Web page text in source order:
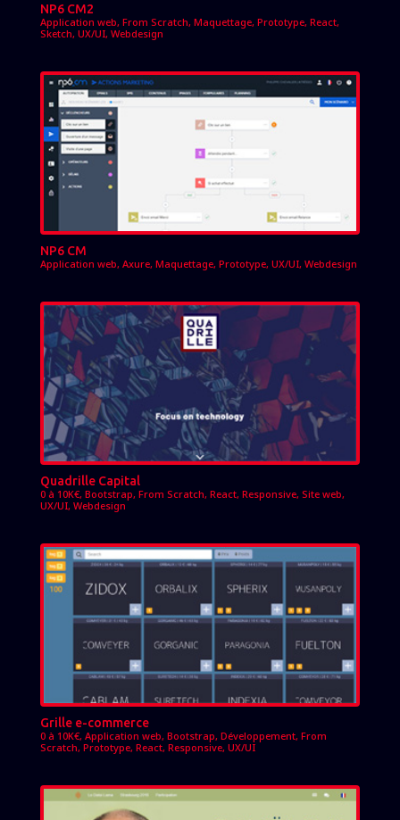
NP6 CM2
Application web, From Scratch, Maquettage, Prototype, React,
Sketch, UX/UI, Webdesign
NP6 CM
Application web, Axure, Maquettage, Prototype, UX/UI, Webdesign
Quadrille Capital
0 à 10K€, Bootstrap, From Scratch, React, Responsive, Site web,
UX/UI, Webdesign
Grille e-commerce
0 à 10K€, Application web, Bootstrap, Développement, From
Scratch, Prototype, React, Responsive, UX/UI